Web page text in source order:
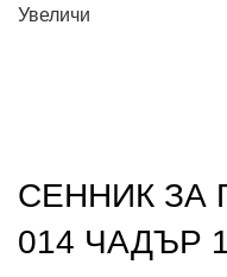
Увеличи
СЕННИК ЗА
014 ЧАДЪР